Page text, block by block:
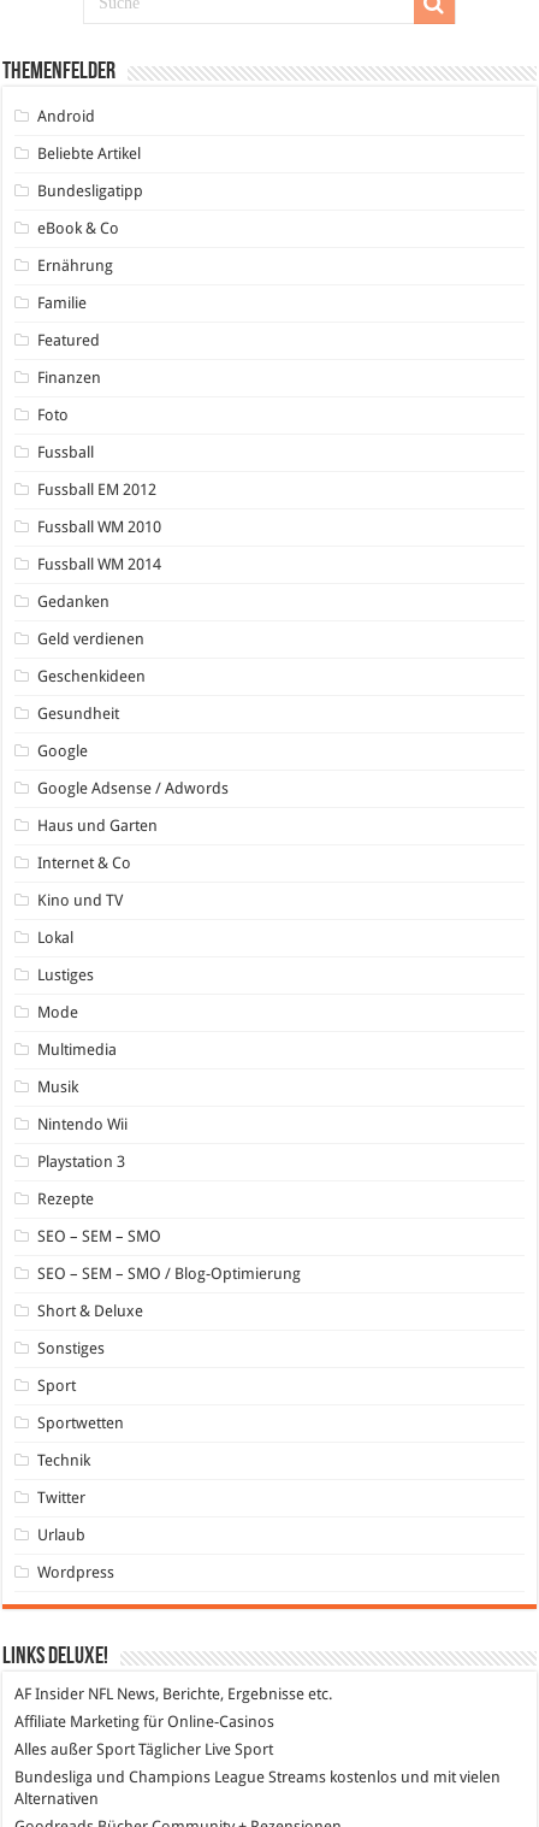
Themenfelder
Android
Beliebte Artikel
Bundesligatipp
eBook & Co
Ernährung
Familie
Featured
Finanzen
Foto
Fussball
Fussball EM 2012
Fussball WM 2010
Fussball WM 2014
Gedanken
Geld verdienen
Geschenkideen
Gesundheit
Google
Google Adsense / Adwords
Haus und Garten
Internet & Co
Kino und TV
Lokal
Lustiges
Mode
Multimedia
Musik
Nintendo Wii
Playstation 3
Rezepte
SEO – SEM – SMO
SEO – SEM – SMO / Blog-Optimierung
Short & Deluxe
Sonstiges
Sport
Sportwetten
Technik
Twitter
Urlaub
Wordpress
Links DeLuXe!
AF Insider NFL News, Berichte, Ergebnisse etc.
Affiliate Marketing für Online-Casinos
Alles außer SportTäglicher Live Sport
Bundesliga und Champions League Streams kostenlos und mit vielen
Alternativen